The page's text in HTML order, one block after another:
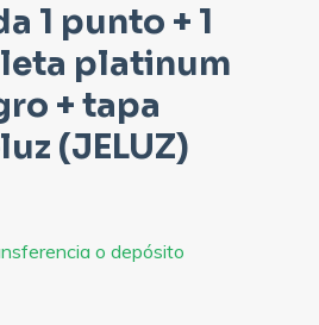
1 punto + 1
platinum
+ tapa
(JELUZ)
o depósito